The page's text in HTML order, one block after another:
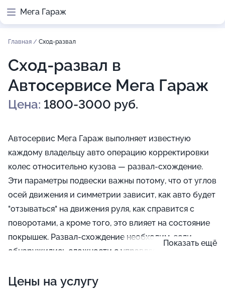
Мега Гараж
Главная / Сход-развал
Сход-развал в
Автосервисе Мега Гараж
Цена: 1800-3000 руб.
Автосервис Мега Гараж выполняет известную
каждому владельцу авто операцию корректировки
колес относительно кузова — развал-схождение.
Эти параметры подвески важны потому, что от углов
осей движения и симметрии зависит, как авто будет
"отзываться" на движения руля, как справится с
поворотами, а кроме того, это влияет на состояние
покрышек. Развал-схождение необходим, если
обнаружились сложности с управляемостью
операций, как замена шарнира равных угловых
Показать ещё
Цены на услугу